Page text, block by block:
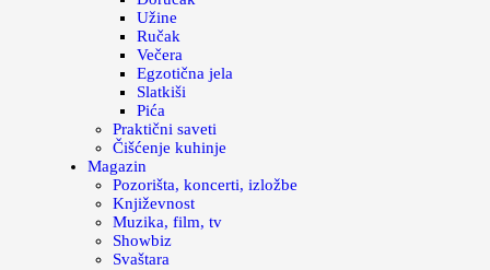
Užine
Ručak
Večera
Egzotična jela
Slatkiši
Pića
Praktični saveti
Čišćenje kuhinje
Magazin
Pozorišta, koncerti, izložbe
Književnost
Muzika, film, tv
Showbiz
Svaštara